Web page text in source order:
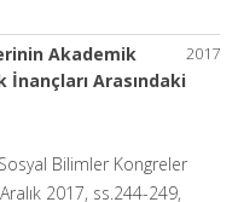
2017
Akademik
İnançları Arasındaki
Bilimler Kongreler
2017, ss.244-249,